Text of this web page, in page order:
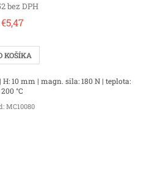
bez DPH
€5,47
KOŠÍKA
10 mm | magn. sila: 180 N | teplota:
200 °C
MC10080